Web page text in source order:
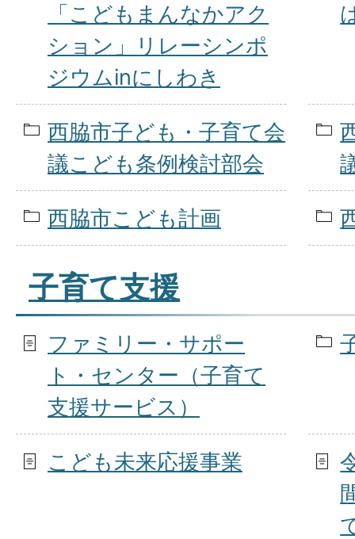
「こどもまんなかアク
ション」リレーシンポ
ジウムinにしわき
西脇市子ども・子育て会
議こども条例検討部会
西脇市こども計画
子育て支援
ファミリー・サポー
ト・センター（子育て
支援サービス）
こども未来応援事業